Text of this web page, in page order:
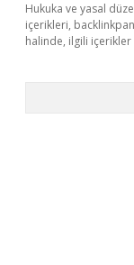
Hukuka ve yasal
içerikleri,
halinde, ilgili içerikler